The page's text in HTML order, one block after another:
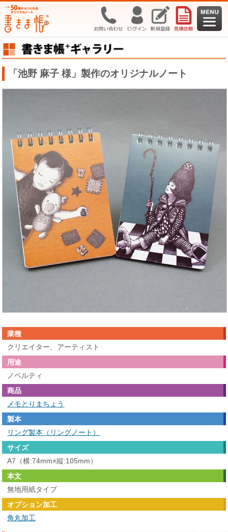
「池野 麻子 様」製作のオリジナルノート
業種
クリエイター、アーティスト
用途
ノベルティ
商品
メモとりまちょう
製本
リング製本（リングノート）
サイズ
A7（横:74mm×縦:105mm）
本文
無地用紙タイプ
オプション加工
角丸加工